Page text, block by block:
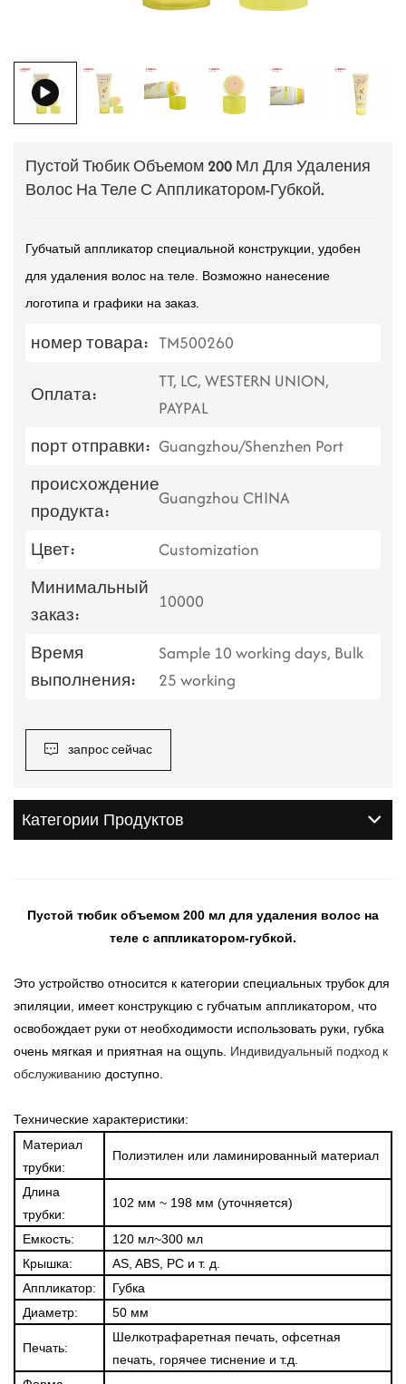
Пустой Тюбик Объемом 200 Мл Для Удаления
Волос На Теле С Аппликатором-Губкой.
Губчатый аппликатор специальной конструкции, удобен
для удаления волос на теле. Возможно нанесение
логотипа и графики на заказ.
номер товара: TM500260
Оплата:
TT, LC, WESTERN UNION,
PAYPAL
порт отправки: Guangzhou/Shenzhen Port
происхождение
продукта:
Guangzhou CHINA
Цвет:
Customization
Минимальный
заказ:
10000
Время
выполнения:
Sample 10 working days, Bulk
25 working
запрос сейчас
Категории Продуктов
Пустой тюбик объемом 200 мл для удаления волос на
теле с аппликатором-губкой.
Это устройство относится к категории специальных трубок для
эпиляции, имеет конструкцию с губчатым аппликатором, что
освобождает руки от необходимости использовать руки, губка
очень мягкая и приятная на ощупь. Индивидуальный подход к
обслуживанию доступно.
Технические характеристики:
Материал
трубки:
Полиэтилен или ламинированный материал
Длина
трубки:
102 мм ~ 198 мм (уточняется)
Емкость:
120 мл~300 мл
Крышка:
AS, ABS, PC и т. д.
Аппликатор:
Губка
Диаметр:
50 мм
Печать:
Шелкотрафаретная печать, офсетная
печать, горячее тиснение и т.д.